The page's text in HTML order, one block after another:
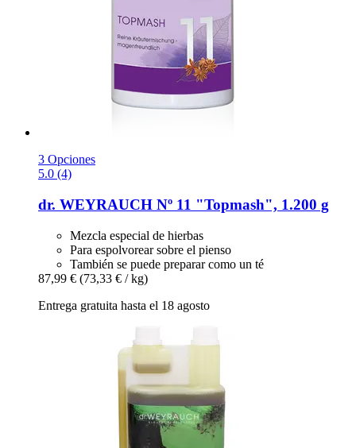
3 Opciones
5.0 (4)
dr. WEYRAUCH Nº 11 "Topmash", 1.200 g
Mezcla especial de hierbas
Para espolvorear sobre el pienso
También se puede preparar como un té
87,99 € (73,33 € / kg)
Entrega gratuita hasta el 18 agosto